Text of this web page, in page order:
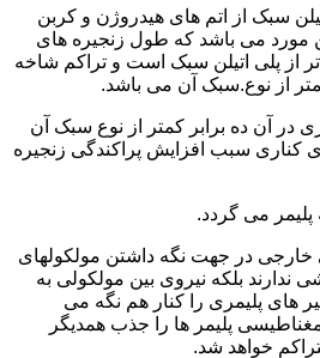
سبک از اتم های هیدروژن و کربن
می باشد که طول زنجیره های
سنگین ۵۰ بار بلندتر از پلی اتیلن سبک است و تراکم شاخه
از نوع.سبک آن می باشد.
در آن ده برابر کمتر از نوع سبک آن
کناری سبب افزایش پراکندگی زنجیره
پلیمر می گردد.
خارجی در جهت نگه داشتن مولکولهای
ندارند بلکه نیروی بین مولکولی به
های پلیمری را کنار هم نگه می
پلیمر ها را جذب همدیگر
خواهد شد.